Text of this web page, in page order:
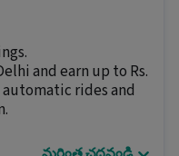
and earn up to Rs.
rides and